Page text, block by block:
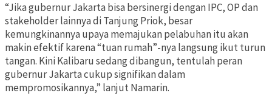
“Jika gubernur Jakarta bisa bersinergi dengan IPC, OP dan
stakeholder lainnya di Tanjung Priok, besar
kemungkinannya upaya memajukan pelabuhan itu akan
makin efektif karena “tuan rumah”-nya langsung ikut turun
tangan. Kini Kalibaru sedang dibangun, tentulah peran
gubernur Jakarta cukup signifikan dalam
mempromosikannya,” lanjut Namarin.